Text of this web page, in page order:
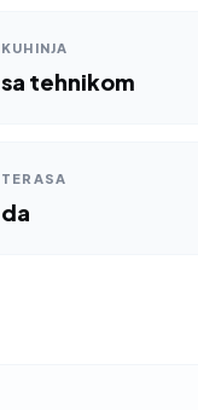
KUHINJA
sa tehnikom
TERASA
da